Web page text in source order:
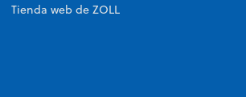
Tienda web de ZOLL